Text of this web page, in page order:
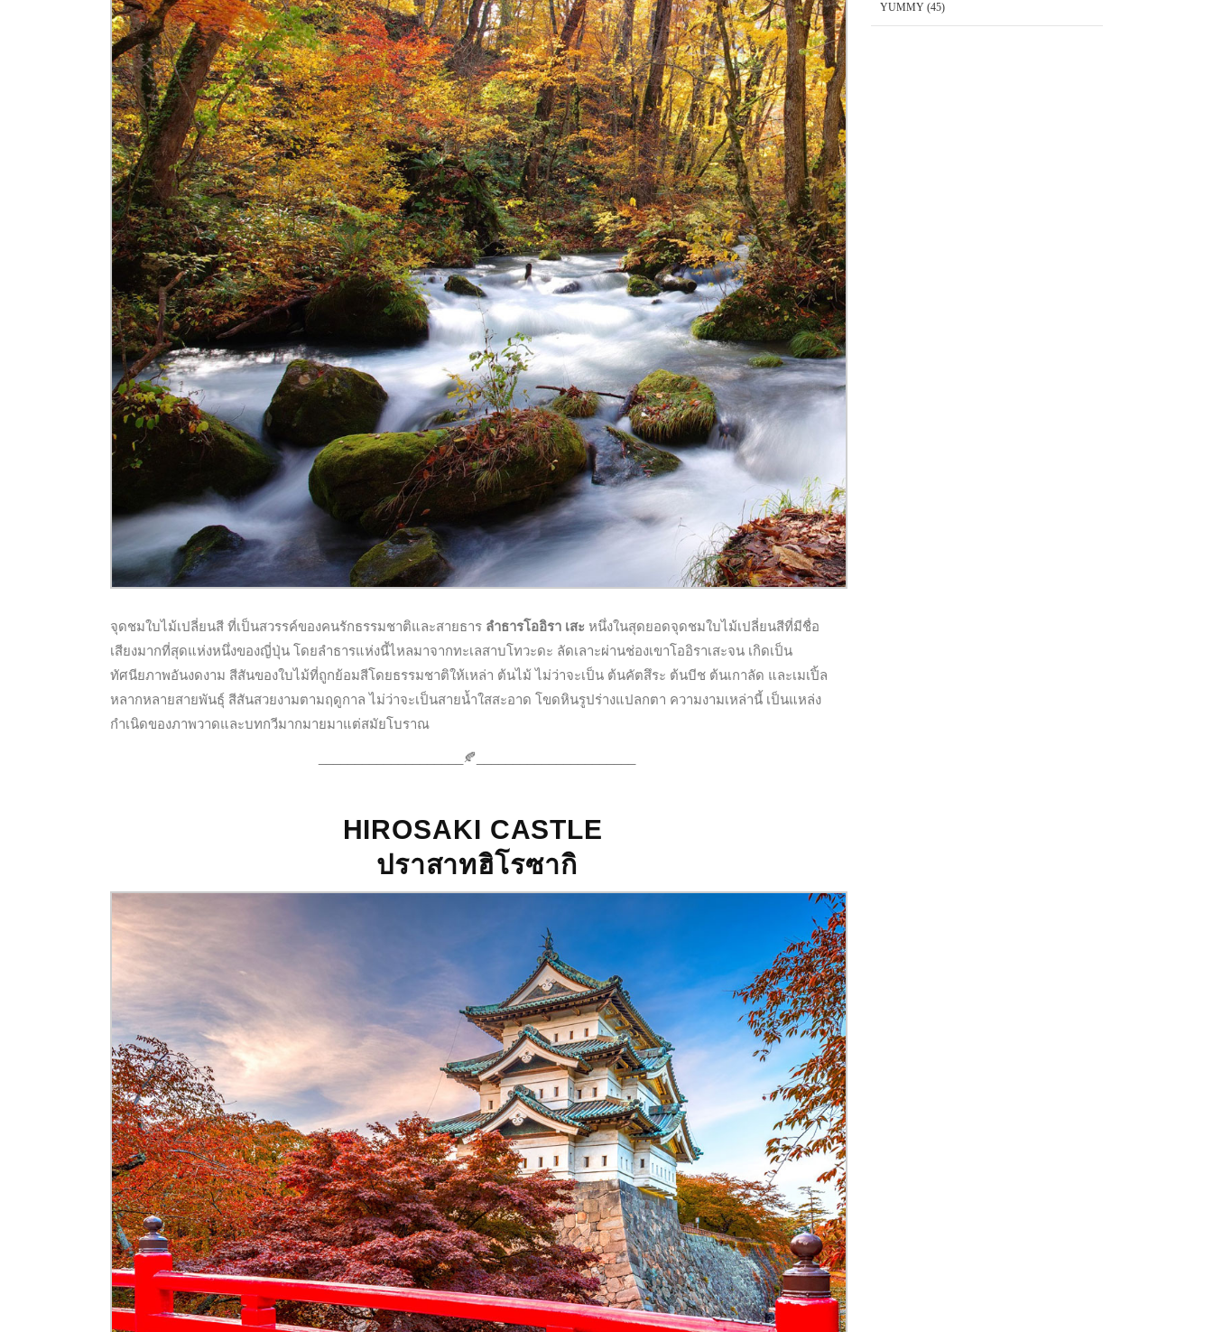
จุดชมใบไม้เปลี่ยนสี ที่เป็นสวรรค์ของคนรักธรรมชาติและสายธาร ลำธารโออิรา เสะ หนึ่งในสุดยอดจุดชมใบไม้เปลี่ยนสีที่มีชื่อ
เสียงมากที่สุดแห่งหนึ่งของญี่ปุ่น โดยลำธารแห่งนี้ไหลมาจากทะเลสาบโทวะดะ ลัดเลาะผ่านช่องเขาโออิราเสะจน เกิดเป็น
ทัศนียภาพอันงดงาม สีสันของใบไม้ที่ถูกย้อมสีโดยธรรมชาติให้เหล่า ต้นไม้ ไม่ว่าจะเป็น ต้นคัตสึระ ต้นบีช ต้นเกาลัด และเมเปิ้ล
หลากหลายสายพันธุ์ สีสันสวยงามตามฤดูกาล ไม่ว่าจะเป็นสายน้ำใสสะอาด โขดหินรูปร่างแปลกตา ความงามเหล่านี้ เป็นแหล่ง
กำเนิดของภาพวาดและบทกวีมากมายมาแต่สมัยโบราณ
____________________🍂______________________
HIROSAKI CASTLE
ปราสาทฮิโรซากิ
YUMMY(45)